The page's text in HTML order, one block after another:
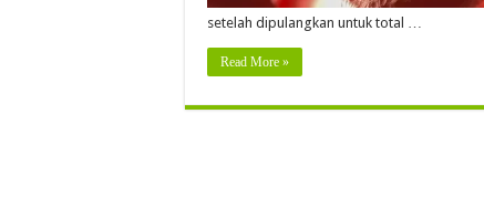
setelah dipulangkan untuk total …
Read More »